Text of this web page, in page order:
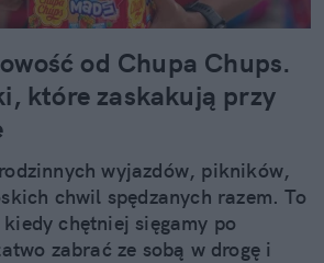
od Chupa Chups.
które zaskakują przy
wyjazdów, pikników,
chwil spędzanych razem. To
chętniej sięgamy po
zabrać ze sobą w drogę i